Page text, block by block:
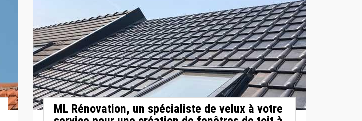
ML Rénovation, un spécialiste de velux à votre